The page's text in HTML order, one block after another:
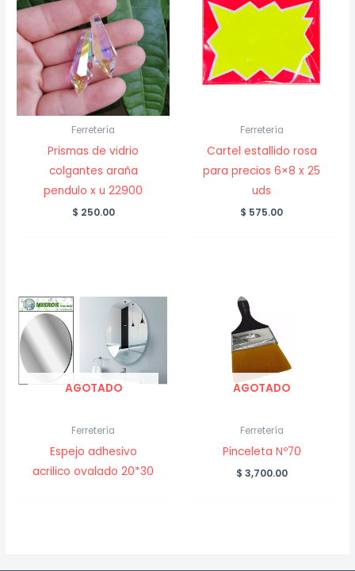
Ferretería
Prismas de vidrio
colgantes araña
pendulo x u 22900
$ 250.00
Ferretería
Cartel estallido rosa
para precios 6×8 x 25
uds
$ 575.00
AGOTADO
Ferretería
Espejo adhesivo
acrilico ovalado 20*30
AGOTADO
Ferretería
Pinceleta Nº70
$ 3,700.00